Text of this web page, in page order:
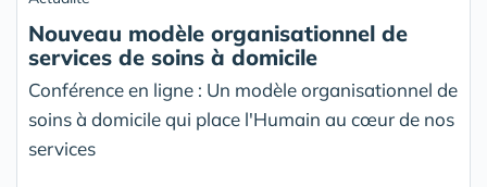
Nouveau modèle organisationnel de
services de soins à domicile
Conférence en ligne : Un modèle organisationnel de
soins à domicile qui place l'Humain au cœur de nos
services